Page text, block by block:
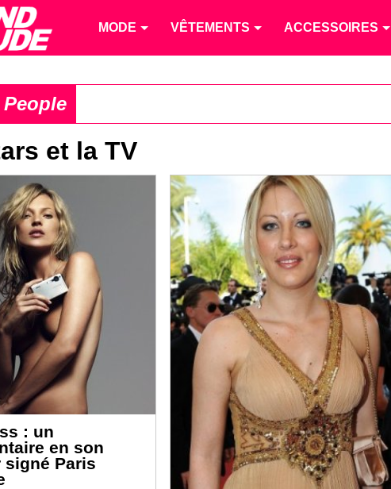
MODE VÊTEMENTS ACCESSOIRES
People
et la TV
: un
en son
signé Paris